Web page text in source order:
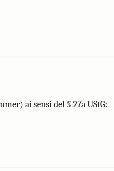
ai sensi del § 27a UStG: